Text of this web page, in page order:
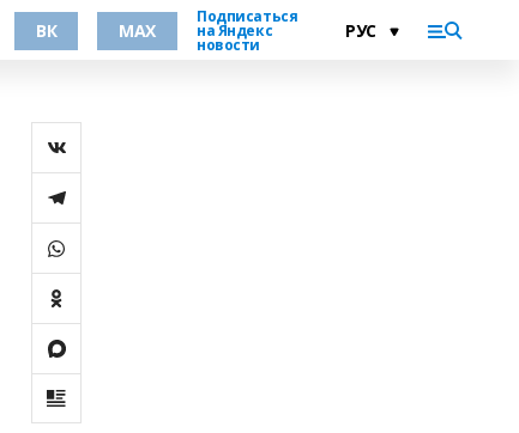
ВК MAX
Подписаться
на Яндекс
новости